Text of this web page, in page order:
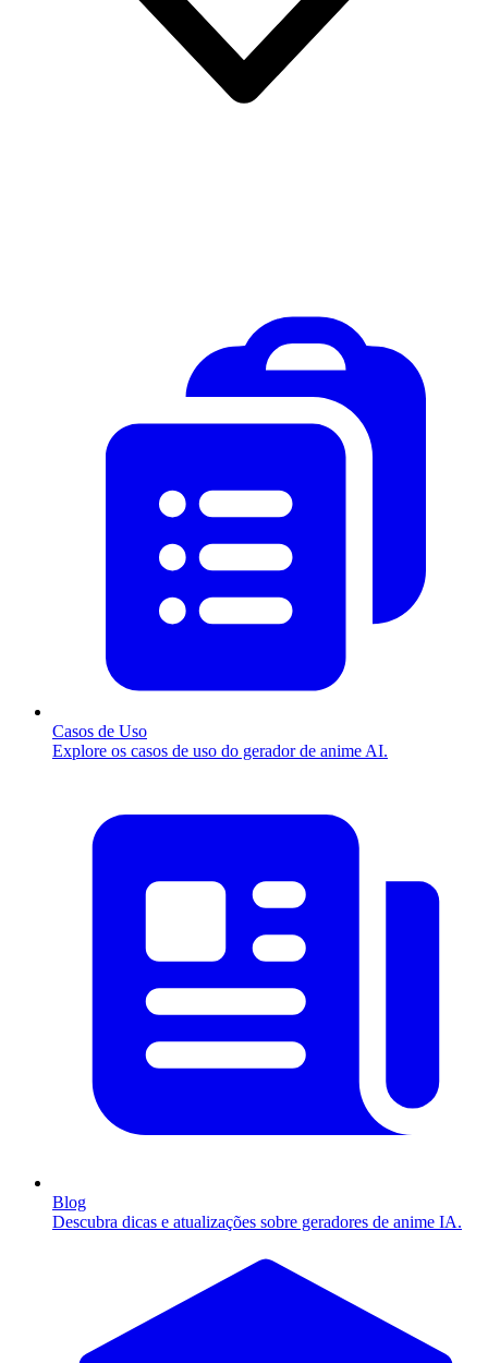
Casos de Uso
Explore os casos de uso do gerador de anime AI.
Blog
Descubra dicas e atualizações sobre geradores de anime IA.